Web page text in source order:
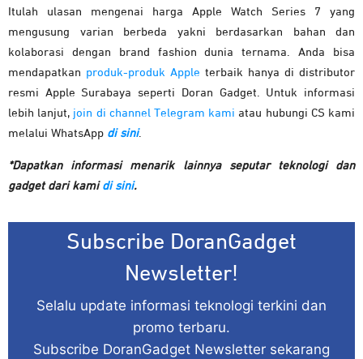
Itulah ulasan mengenai harga Apple Watch Series 7 yang
mengusung varian berbeda yakni berdasarkan bahan dan
kolaborasi dengan brand fashion dunia ternama. Anda bisa
mendapatkan produk-produk Apple terbaik hanya di distributor
resmi Apple Surabaya seperti Doran Gadget. Untuk informasi
lebih lanjut, join di channel Telegram kami atau hubungi CS kami
melalui WhatsApp di sini.
*Dapatkan informasi menarik lainnya seputar teknologi dan
gadget dari kami di sini.
Subscribe DoranGadget
Newsletter!
Selalu update informasi teknologi terkini dan
promo terbaru.
Subscribe DoranGadget Newsletter sekarang